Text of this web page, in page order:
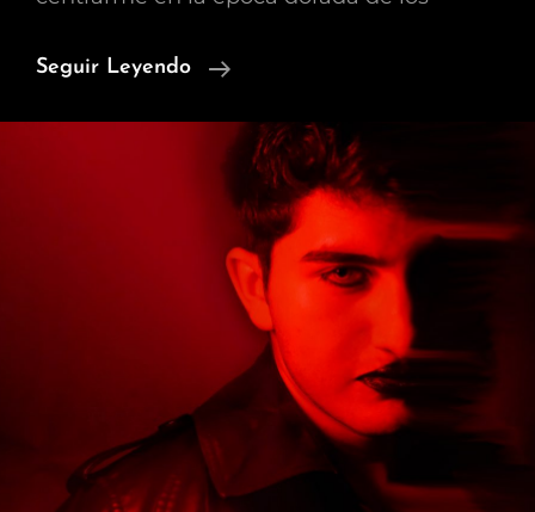
Seguir Leyendo Handgelenk